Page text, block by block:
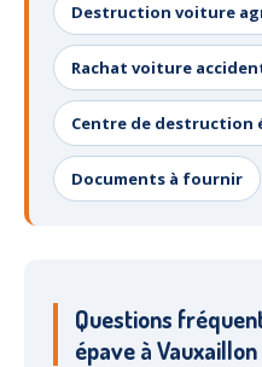
Destruction voiture
Rachat voiture
Centre de destruction
Documents à fournir
Questions
épave à Vauxaillon